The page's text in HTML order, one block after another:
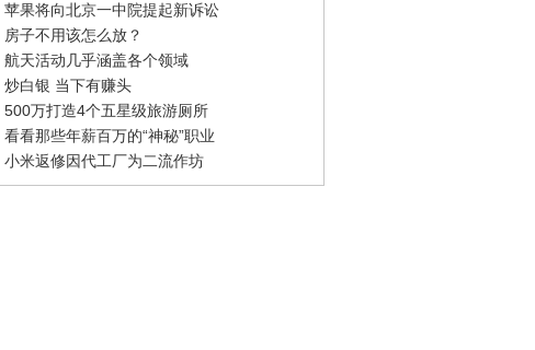
苹果将向北京一中院提起新诉讼
房子不用该怎么放？
航天活动几乎涵盖各个领域
炒白银 当下有赚头
500万打造4个五星级旅游厕所
看看那些年薪百万的“神秘”职业
小米返修因代工厂为二流作坊